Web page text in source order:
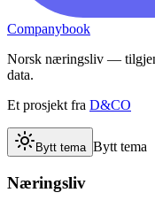
Companybook
Norsk næringsliv —
data.
Et prosjekt fra D&CO
Bytt tema Bytt tema
Næringsliv